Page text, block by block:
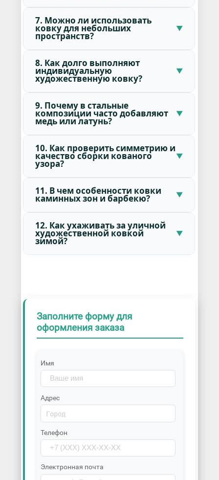
7. Можно ли использовать
ковку для небольших
пространств?
8. Как долго выполняют
индивидуальную
художественную ковку?
9. Почему в стальные
композиции часто добавляют
медь или латунь?
10. Как проверить симметрию и
качество сборки кованого
узора?
11. В чем особенности ковки
каминных зон и барбекю?
12. Как ухаживать за уличной
художественной ковкой
зимой?
Заполните форму для
оформления заказа
Имя
Адрес
Телефон
Электронная почта